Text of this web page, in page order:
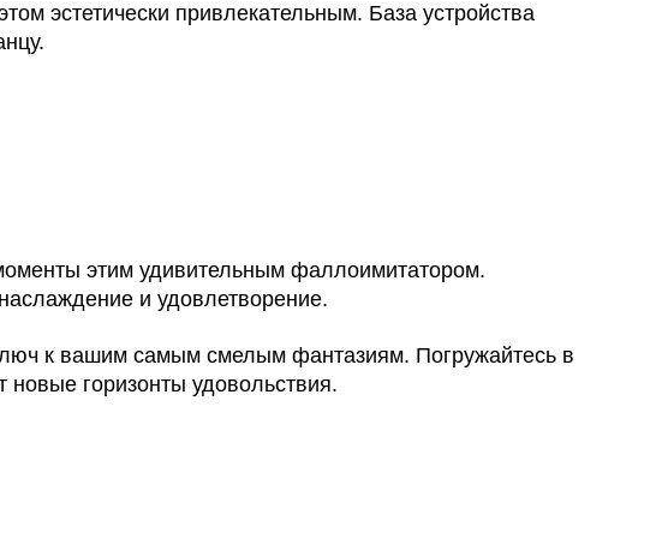
эстетически привлекательным. База устройства
этим удивительным фаллоимитатором.
и удовлетворение.
к вашим самым смелым фантазиям. Погружайтесь в
новые горизонты удовольствия.